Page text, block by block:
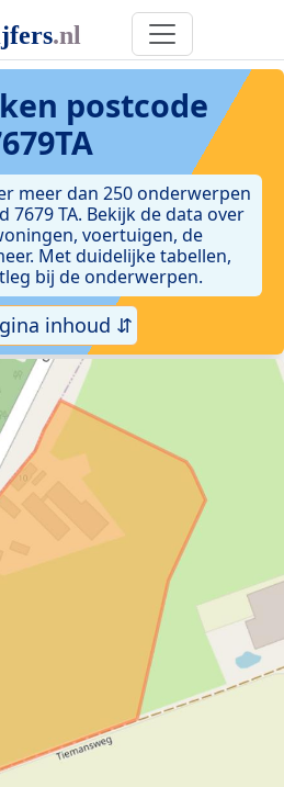
postcode
meer dan 250 onderwerpen
7679 TA. Bekijk de data over
voertuigen, de
Met duidelijke tabellen,
bij de onderwerpen.
inhoud ⇵